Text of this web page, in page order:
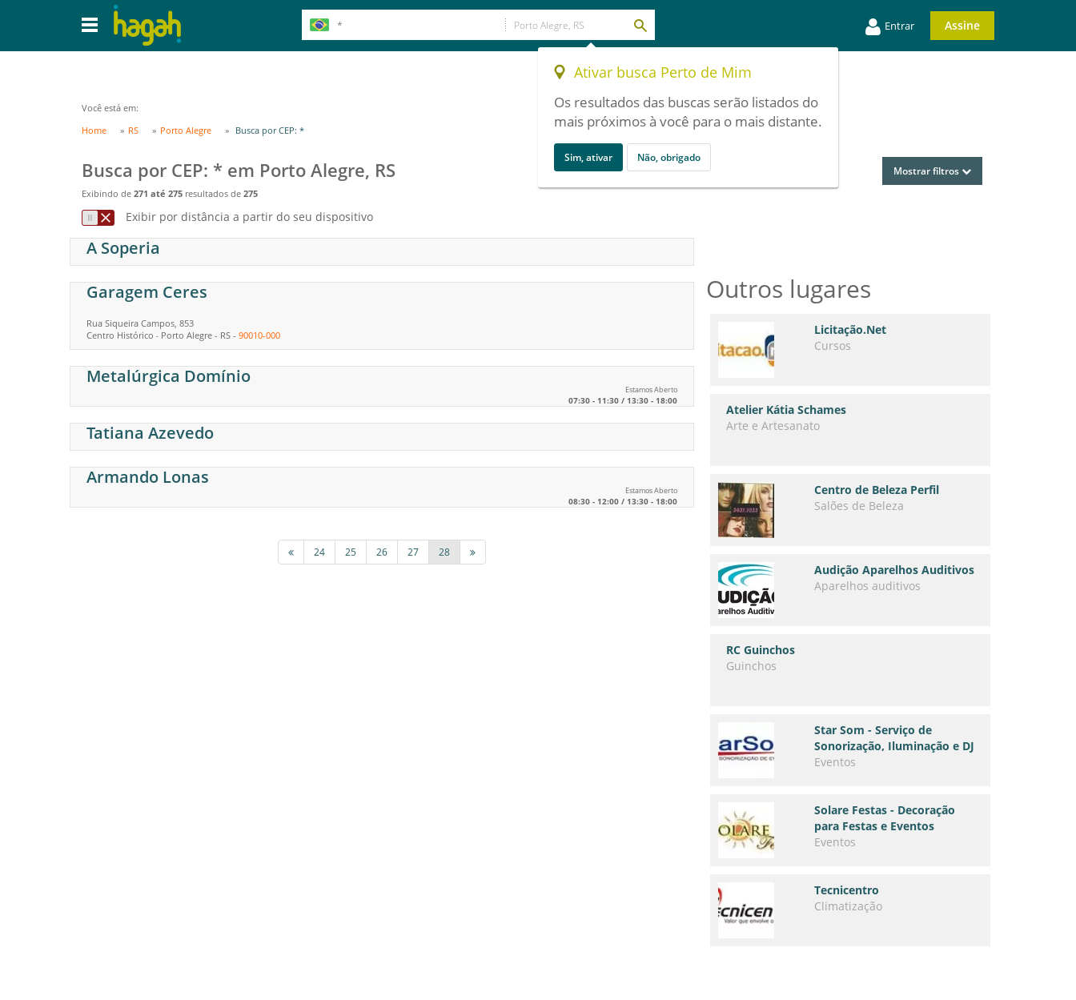
Entrar Assine
Ativar busca Perto de Mim
Os resultados das buscas serão listados do
mais próximos à você para o mais distante.
Sim, ativar Não, obrigado
Você está em:
Home
RS Porto Alegre Busca por CEP: *
Busca por CEP: * em Porto Alegre, RS
Exibindo de 271 até 275 resultados de 275
Mostrar filtros
Exibir por distância a partir do seu dispositivo
A Soperia
Garagem Ceres
Rua Siqueira Campos, 853
Centro Histórico - Porto Alegre - RS - 90010-000
Metalúrgica Domínio
Estamos Aberto
07:30 - 11:30 / 13:30 - 18:00
Tatiana Azevedo
Armando Lonas
Estamos Aberto
08:30 - 12:00 / 13:30 - 18:00
24 25 26 27 28
Outros lugares
Licitação.Net
Cursos
Atelier Kátia Schames
Arte e Artesanato
Centro de Beleza Perfil
Salões de Beleza
Audição Aparelhos Auditivos
Aparelhos auditivos
RC Guinchos
Guinchos
Star Som - Serviço de
Sonorização, Iluminação e DJ
Eventos
Solare Festas - Decoração
para Festas e Eventos
Eventos
Tecnicentro
Climatização